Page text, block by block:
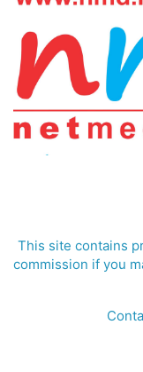
This site contains
commission if you